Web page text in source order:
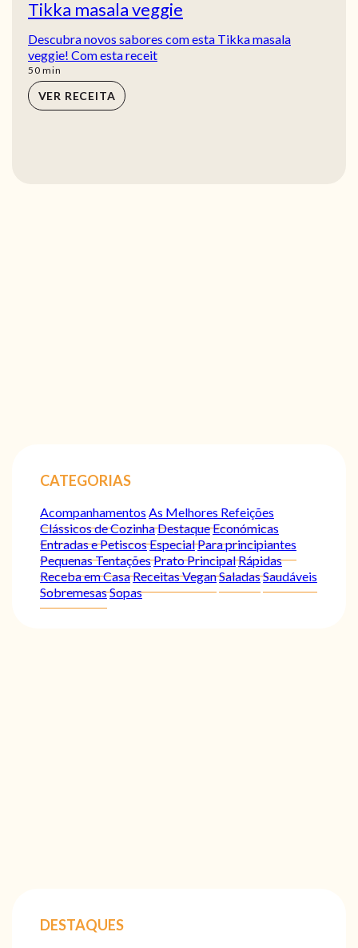
Tikka masala veggie
Descubra novos sabores com esta Tikka masala
veggie! Com esta receit
50min
min
VER RECEITA
CATEGORIAS
Acompanhamentos As Melhores Refeições
Clássicos de CozinhaDestaqueEconómicas
Entradas e PetiscosEspecialPara principiantes
Pequenas TentaçõesPrato PrincipalRápidas
Receba em CasaReceitas VeganSaladasSaudáveis
SobremesasSopas
DESTAQUES